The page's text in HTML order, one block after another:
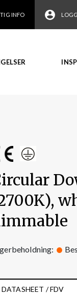
INFO
DATASHEET / FDV